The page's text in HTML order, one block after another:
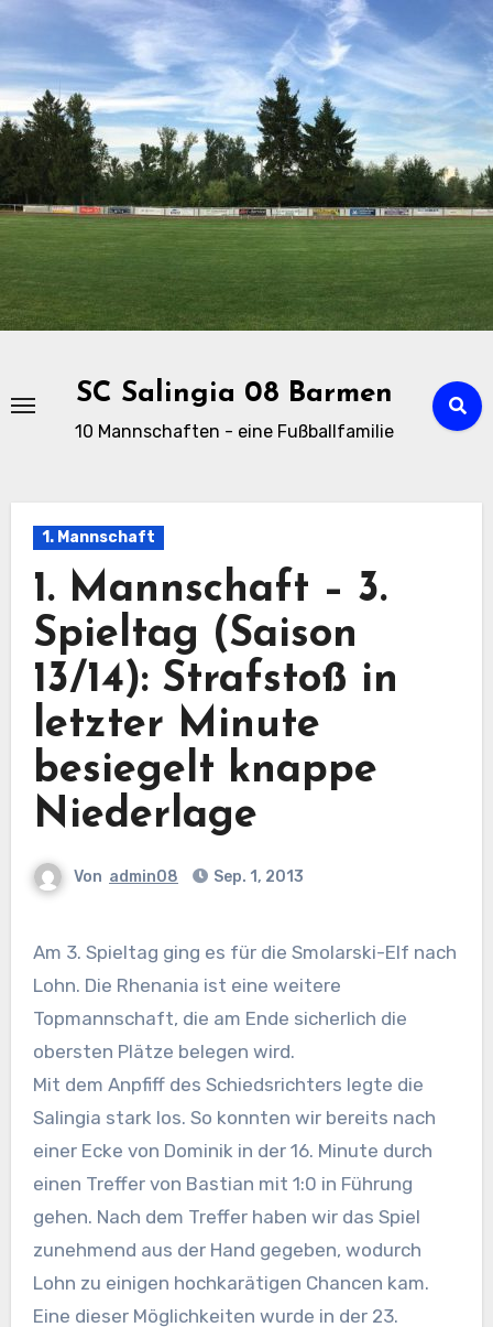
Zu
Inhalten
springen
SC Salingia 08 Barmen
10 Mannschaften - eine Fußballfamilie
1. Mannschaft
1. Mannschaft – 3.
Spieltag (Saison
13/14): Strafstoß in
letzter Minute
besiegelt knappe
Niederlage
Von admin08 Sep. 1, 2013
Am 3. Spieltag ging es für die Smolarski-Elf nach
Lohn. Die Rhenania ist eine weitere
Topmannschaft, die am Ende sicherlich die
obersten Plätze belegen wird.
Mit dem Anpfiff des Schiedsrichters legte die
Salingia stark los. So konnten wir bereits nach
einer Ecke von Dominik in der 16. Minute durch
einen Treffer von Bastian mit 1:0 in Führung
gehen. Nach dem Treffer haben wir das Spiel
zunehmend aus der Hand gegeben, wodurch
Lohn zu einigen hochkarätigen Chancen kam.
Eine dieser Möglichkeiten wurde in der 23.